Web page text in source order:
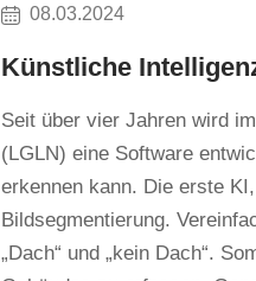
08.03.2024
Künstliche
Seit über vier Jahren wird
(LGLN) eine Software
erkennen kann. Die erste
Bildsegmentierung.
„Dach“ und „kein Dach“.